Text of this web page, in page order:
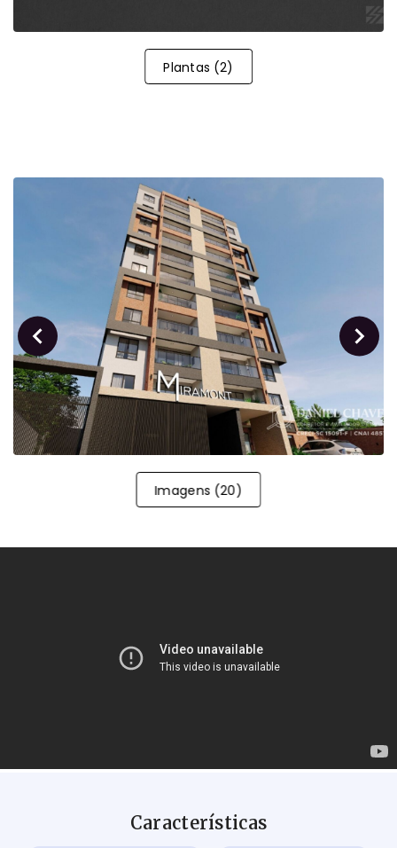
Plantas (2)
Imagens(20)
Características